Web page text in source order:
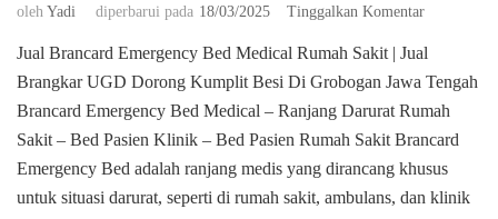
oleh Yadi diperbarui pada 18/03/2025 Tinggalkan Komentarpada
Brancard
Emergency
Bed
Rumah
Sakit
Di
Jual Brancard Emergency Bed Medical Rumah Sakit | Jual
Brangkar UGD Dorong Kumplit Besi Di Grobogan Jawa Tengah
Brancard Emergency Bed Medical – Ranjang Darurat Rumah
Sakit – Bed Pasien Klinik – Bed Pasien Rumah Sakit Brancard
Emergency Bed adalah ranjang medis yang dirancang khusus
untuk situasi darurat, seperti di rumah sakit, ambulans, dan klinik